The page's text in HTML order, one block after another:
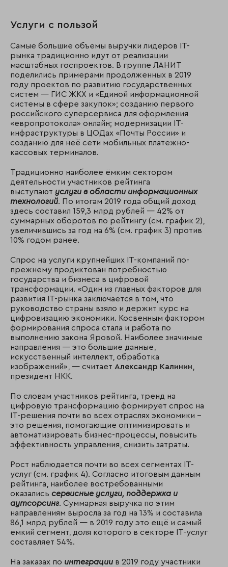
Услуги с пользой
Самые большие объемы выручки лидеров IT-
рынка традиционно идут от реализации
масштабных госпроектов. В группе ЛАНИТ
поделились примерами продолженных в 2019
году проектов по развитию государственных
систем — ГИС ЖКХ и «Единой информационной
системы в сфере закупок»; созданию первого
российского суперсервиса для оформления
«европротокола» онлайн; модернизации IT-
инфраструктуры в ЦОДах «Почты России» и
созданию для неё сети мобильных платежно-
кассовых терминалов.
Традиционно наиболее ёмким сектором
деятельности участников рейтинга
выступают услуги в области информационных
технологий. По итогам 2019 года общий доход
здесь составил 159,3 млрд рублей — 42% от
суммарных оборотов по рейтингу (см. график 2),
увеличившись за год на 6% (см. график 3) против
10% годом ранее.
Спрос на услуги крупнейших IT-компаний по-
прежнему продиктован потребностью
государства и бизнеса в цифровой
трансформации. «Один из главных факторов для
развития IT-рынка заключается в том, что
руководство страны взяло и держит курс на
цифровизацию экономики. Косвенным фактором
формирования спроса стала и работа по
выполнению закона Яровой. Наиболее значимые
направления — это большие данные,
искусственный интеллект, обработка
изображений», — считает Александр Калинин
президент НКК.
По словам участников рейтинга, тренд на
цифровую трансформацию формирует спрос на
IT-решения почти во всех отраслях экономики –
это решения, помогающие оптимизировать и
автоматизировать бизнес-процессы, повысить
эффективность управления, снизить затраты.
Рост наблюдается почти во всех сегментах IT-
услуг (см. график 4). Согласно итоговым данным
рейтинга, наиболее востребованными
оказались сервисные услуги, поддержка и
аутсорсинг. Суммарная выручка по этим
направлениям выросла за год на 13% и составила
86,1 млрд рублей — в 2019 году это ещё и самый
ёмкий сегмент, доля которого в секторе IT-услуг
составляет 54%.
На заказах по интеграции в 2019 году участники